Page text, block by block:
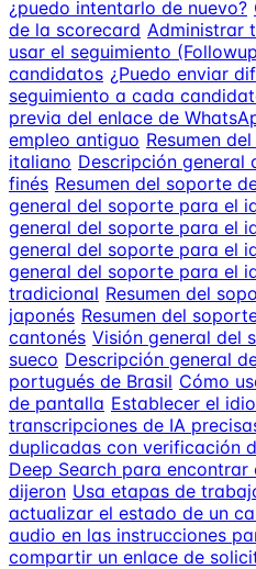
¿puedo intentarlo de nuevo?
de la scorecard Administrar
usar el seguimiento
candidatos ¿Puedo enviar
seguimiento a cada
previa del enlace de
empleo antiguo Resumen
italiano Descripción general
finés Resumen del soporte
general del soporte para el
general del soporte para el
general del soporte para el
general del soporte para el
tradicional Resumen del
japonés Resumen del
cantonés Visión general del
sueco Descripción general
portugués de Brasil Cómo
de pantalla Establecer el
transcripciones de IA
duplicadas con verificación
Deep Search para
dijeron Usa etapas de
actualizar el estado de un
audio en las instrucciones
compartir un enlace de